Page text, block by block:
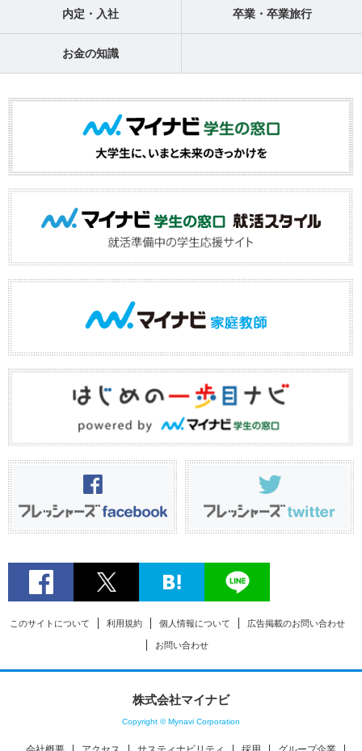
内定・入社 卒業・卒業旅行
お金の知識
このサイトについて 利用規約 個人情報について 広告掲載のお問い合わせ
お問い合わせ
株式会社マイナビ
Copyright © Mynavi Corporation